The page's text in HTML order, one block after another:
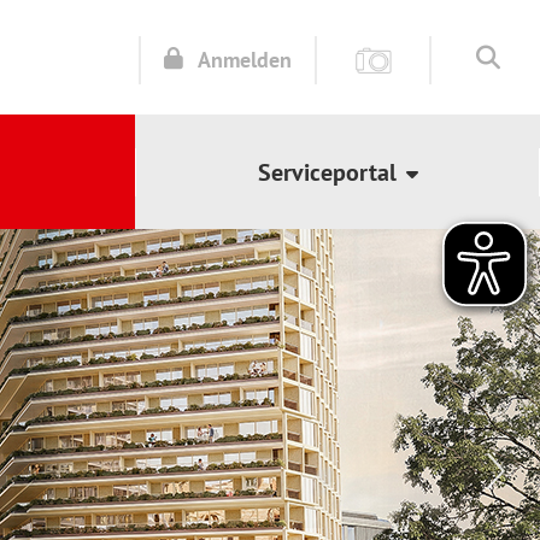
Anmelden
Serviceportal